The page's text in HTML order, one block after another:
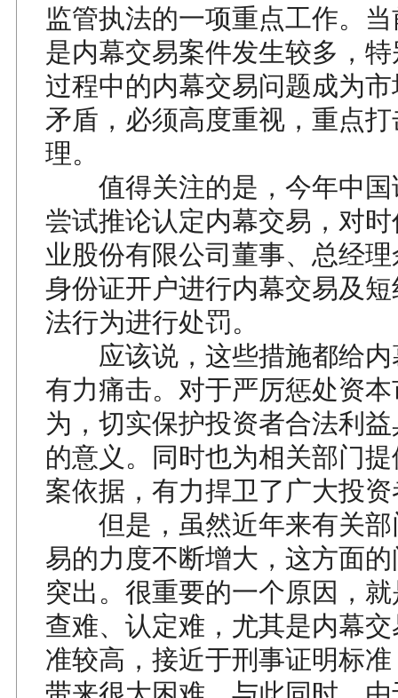
监管执法的一项重点工作。
是内幕交易案件发生较多，
过程中的内幕交易问题成为
矛盾，必须高度重视，重点
理。
值得关注的是，今年中国
尝试推论认定内幕交易，对
业股份有限公司董事、总经
身份证开户进行内幕交易及
法行为进行处罚。
应该说，这些措施都给内
有力痛击。对于严厉惩处资
为，切实保护投资者合法利
的意义。同时也为相关部门
案依据，有力捍卫了广大投
但是，虽然近年来有关部
易的力度不断增大，这方面
突出。很重要的一个原因，
查难、认定难，尤其是内幕
准较高，接近于刑事证明标